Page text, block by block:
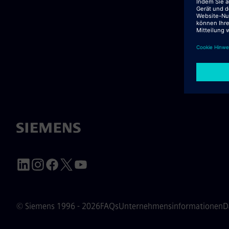
© Siemens 1996 - 2026FAQsUnternehmensinformationen